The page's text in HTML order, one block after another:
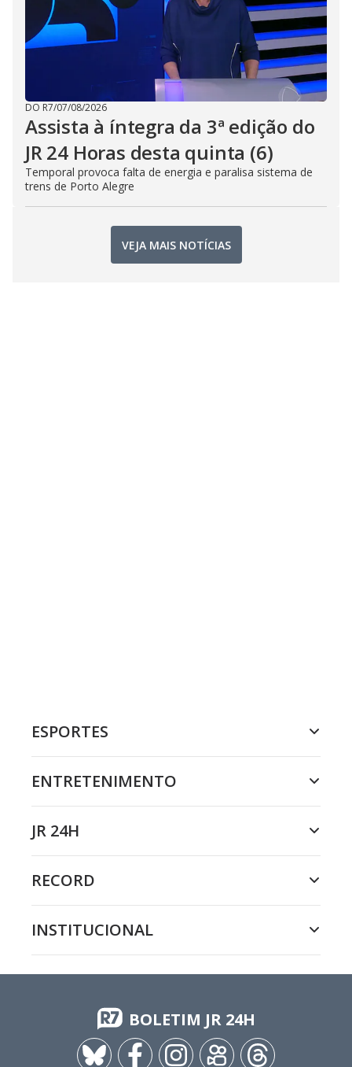
DO R7/07/08/2026
Assista à íntegra da 3ª edição do
JR 24 Horas desta quinta (6)
Temporal provoca falta de energia e paralisa sistema de
trens de Porto Alegre
VEJA MAIS NOTÍCIAS
ESPORTES
ENTRETENIMENTO
JR 24H
RECORD
INSTITUCIONAL
BOLETIM JR 24H